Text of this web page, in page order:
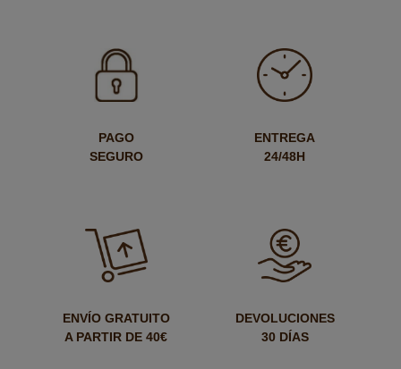
PAGO
SEGURO
ENTREGA
24/48H
ENVÍO GRATUITO
A PARTIR DE 40€
DEVOLUCIONES
30 DÍAS